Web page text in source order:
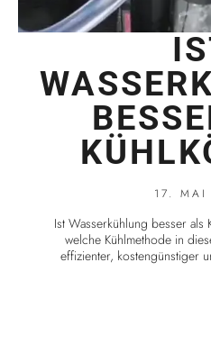
17.
Ist Wasserkühlung besser als
welche Kühlmethode in
effizienter, kostengünstiger